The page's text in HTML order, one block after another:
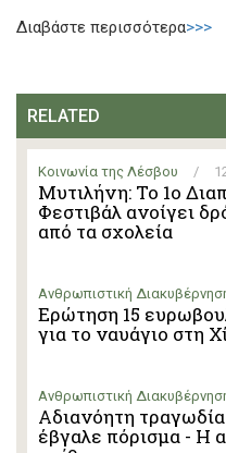
Διαβάστε περισσότερα>>>
RELATED
Κοινωνία της Λέσβου /
Μυτιλήνη: Το 1ο
Φεστιβάλ ανοίγει
από τα σχολεία
Ανθρωπιστική
Ερώτηση 15
για το ναυάγιο στη
Ανθρωπιστική
Αδιανόητη
έβγαλε πόρισμα - Η